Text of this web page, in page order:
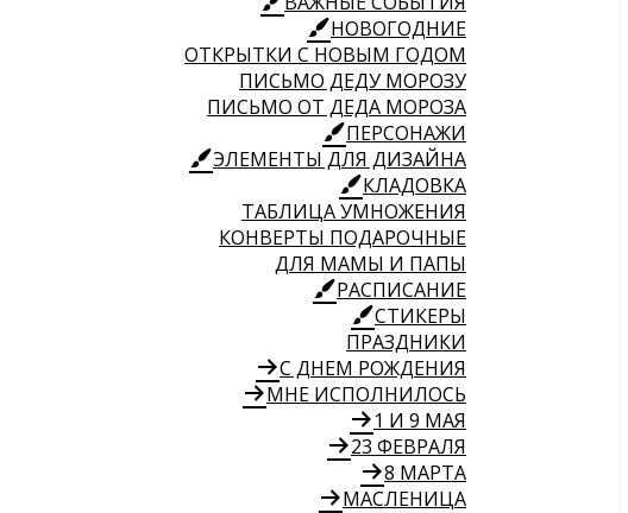
НОВОГОДНИЕ
ОТКРЫТКИ С НОВЫМ ГОДОМ
ПИСЬМО ДЕДУ МОРОЗУ
ПИСЬМО ОТ ДЕДА МОРОЗА
ПЕРСОНАЖИ
ЭЛЕМЕНТЫ ДЛЯ ДИЗАЙНА
КЛАДОВКА
ТАБЛИЦА УМНОЖЕНИЯ
КОНВЕРТЫ ПОДАРОЧНЫЕ
ДЛЯ МАМЫ И ПАПЫ
РАСПИСАНИЕ
СТИКЕРЫ
ПРАЗДНИКИ
С ДНЕМ РОЖДЕНИЯ
МНЕ ИСПОЛНИЛОСЬ
1 И 9 МАЯ
23 ФЕВРАЛЯ
8 МАРТА
МАСЛЕНИЦА